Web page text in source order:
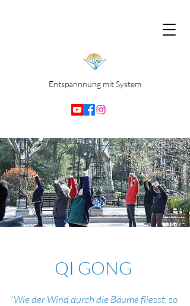
Entspannnung mit System
QI GONG
"Wie der Wind durch die Bäume fliesst, so